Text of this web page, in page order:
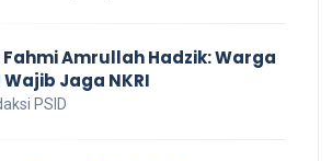
Fahmi Amrullah Hadzik: Warga
Wajib Jaga NKRI
PSID